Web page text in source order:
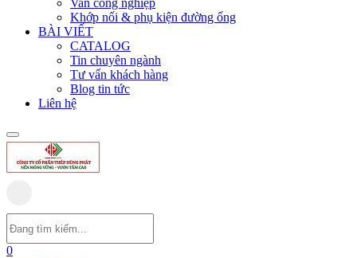
Van công nghiệp
Khớp nối & phụ kiện đường ống
BÀI VIẾT
CATALOG
Tin chuyên ngành
Tư vấn khách hàng
Blog tin tức
Liên hệ
0